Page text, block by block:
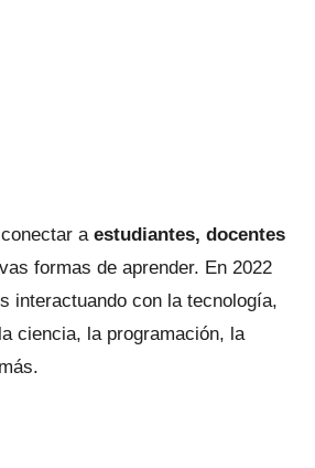
a estudiantes, docentes
formas de aprender. En 2022
interactuando con la tecnología,
ciencia, la programación, la